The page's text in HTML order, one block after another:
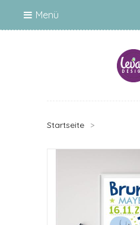
Menü
Startseite >